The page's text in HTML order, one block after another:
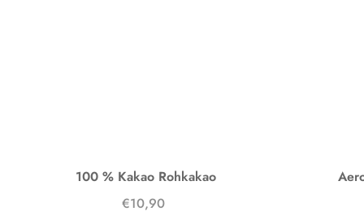
100 % Kakao Rohkakao
€10,90